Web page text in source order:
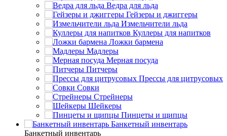
Ведра для льда
Гейзеры и джиггеры
Измельчители льда
Куллеры для напитков
Ложки бармена
Мадлеры
Мерная посуда
Питчеры
Прессы для цитрусовых
Совки
Стрейнеры
Шейкеры
Пинцеты и щипцы
Банкетный инвентарь
Банкетный инвентарь